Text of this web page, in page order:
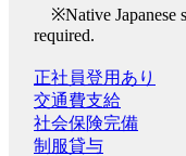
※Native Japanese
required.
正社員登用あり
交通費支給
社会保険完備
制服貸与